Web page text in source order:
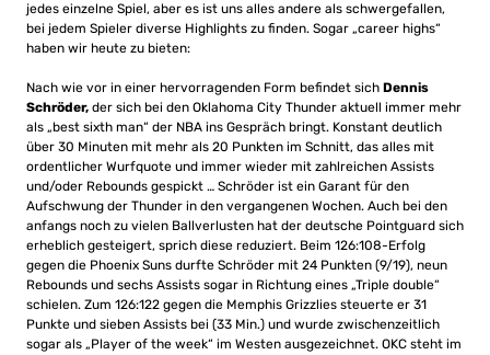
jedes einzelne Spiel, aber es ist uns alles andere als schwergefallen,
bei jedem Spieler diverse Highlights zu finden. Sogar „career highs“
haben wir heute zu bieten:
Nach wie vor in einer hervorragenden Form befindet sich Dennis
Schröder, der sich bei den Oklahoma City Thunder aktuell immer mehr
als „best sixth man“ der NBA ins Gespräch bringt. Konstant deutlich
über 30 Minuten mit mehr als 20 Punkten im Schnitt, das alles mit
ordentlicher Wurfquote und immer wieder mit zahlreichen Assists
und/oder Rebounds gespickt … Schröder ist ein Garant für den
Aufschwung der Thunder in den vergangenen Wochen. Auch bei den
anfangs noch zu vielen Ballverlusten hat der deutsche Pointguard sich
erheblich gesteigert, sprich diese reduziert. Beim 126:108-Erfolg
gegen die Phoenix Suns durfte Schröder mit 24 Punkten (9/19), neun
Rebounds und sechs Assists sogar in Richtung eines „Triple double“
schielen. Zum 126:122 gegen die Memphis Grizzlies steuerte er 31
Punkte und sieben Assists bei (33 Min.) und wurde zwischenzeitlich
sogar als „Player of the week“ im Westen ausgezeichnet. OKC steht im